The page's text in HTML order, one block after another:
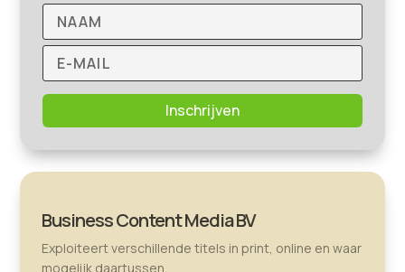
Inschrijven
Business Content Media BV
Exploiteert verschillende titels in print, online en waar
mogelijk daartussen.